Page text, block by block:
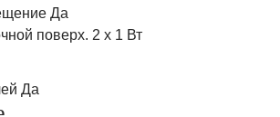
Да
поверх. 2 х 1 Вт
Да